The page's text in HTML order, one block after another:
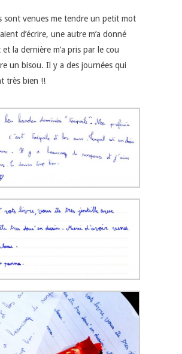
sont venues me tendre un petit mot
d’écrire, une autre m’a donné
la dernière m’a pris par le cou
un bisou. Il y a des journées qui
très bien !!